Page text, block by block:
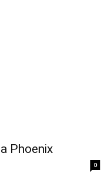
Phoenix
0